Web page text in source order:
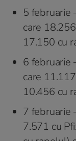
5 februarie
care
17.150 cu
6 februarie
care
10.456 cu
7 februarie
7.571 cu